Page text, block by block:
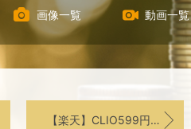
画像一覧 動画一覧
【楽天】CLIO599円〜1,000円ポッキリ♡